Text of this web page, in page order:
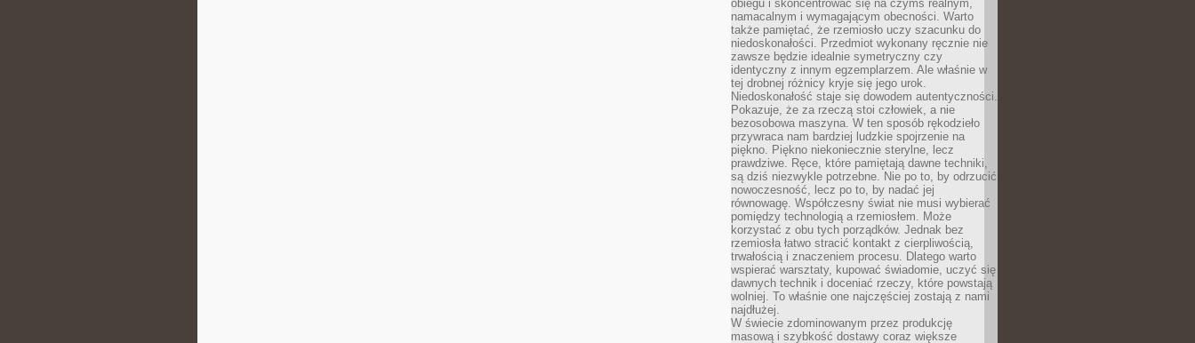
obiegu i skoncentrować się na czymś realnym,
namacalnym i wymagającym obecności. Warto
także pamiętać, że rzemiosło uczy szacunku do
niedoskonałości. Przedmiot wykonany ręcznie nie
zawsze będzie idealnie symetryczny czy
identyczny z innym egzemplarzem. Ale właśnie w
tej drobnej różnicy kryje się jego urok.
Niedoskonałość staje się dowodem autentyczności.
Pokazuje, że za rzeczą stoi człowiek, a nie
bezosobowa maszyna. W ten sposób rękodzieło
przywraca nam bardziej ludzkie spojrzenie na
piękno. Piękno niekoniecznie sterylne, lecz
prawdziwe. Ręce, które pamiętają dawne techniki,
są dziś niezwykle potrzebne. Nie po to, by odrzucić
nowoczesność, lecz po to, by nadać jej
równowagę. Współczesny świat nie musi wybierać
pomiędzy technologią a rzemiosłem. Może
korzystać z obu tych porządków. Jednak bez
rzemiosła łatwo stracić kontakt z cierpliwością,
trwałością i znaczeniem procesu. Dlatego warto
wspierać warsztaty, kupować świadomie, uczyć się
dawnych technik i doceniać rzeczy, które powstają
wolniej. To właśnie one najczęściej zostają z nami
najdłużej.
W świecie zdominowanym przez produkcję
masową i szybkość dostawy coraz większe